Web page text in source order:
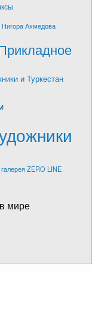
Нигора Ахмедова
и Туркестан
галерея ZERO LINE
мире